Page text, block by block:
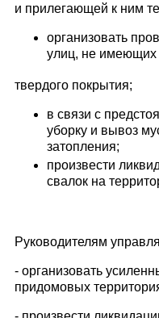
и прилегающей к ним
организовать
улиц, не имеющих
твердого покрытия;
в связи с
уборку и вывоз
затопления;
произвести
свалок на
Руководителям
- организовать
придомовых